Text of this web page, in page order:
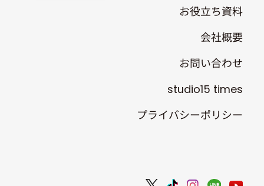
お役立ち資料
会社概要
お問い合わせ
studio15 times
プライバシーポリシー